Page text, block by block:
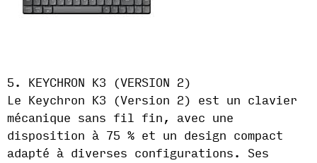
5. KEYCHRON K3 (VERSION 2)
Le Keychron K3 (Version 2) est un clavier
mécanique sans fil fin, avec une
disposition à 75 % et un design compact
adapté à diverses configurations. Ses